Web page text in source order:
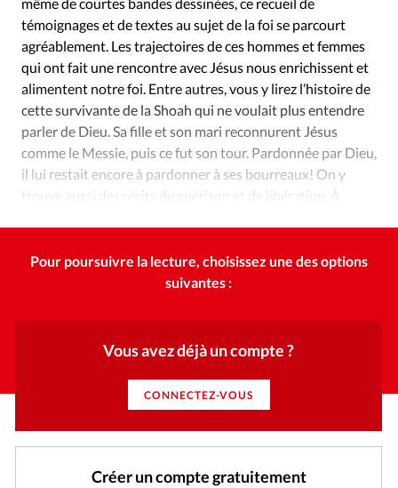
Devise:CHF
RUBRIQUES
Tous les articles
Actualité chrétienne
Actualité internationale
Chronique
Culture
Dossier
Eglises Foi Génération réveil
Monde
Opinions
Publireportage
Relations Aujourd'hui
Tour du monde des Eglises
Trait d'Ixène
témoignages et de textes au sujet de la foi se parcourt
agréablement. Les trajectoires de ces hommes et femmes
qui ont fait une rencontre avec Jésus nous enrichissent et
alimentent notre foi. Entre autres, vous y lirez l’histoire de
cette survivante de la Shoah qui ne voulait plus entendre
parler de Dieu. Sa fille et son mari reconnurent Jésus
comme le Messie, puis ce fut son tour. Pardonnée par Dieu,
il lui restait encore à pardonner à ses bourreaux! On y
trouve aussi des récits de guérison et de libération. À
Pour poursuivre la lecture, choisissez une des options
suivantes :
Vous avez déjà un compte ?
CONNECTEZ-VOUS
Créer un compte gratuitement